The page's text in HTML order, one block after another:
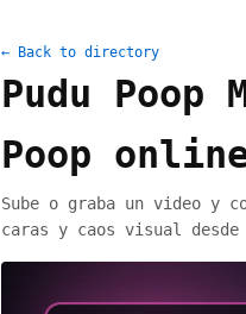
← Back to directory
Pudu Poop
Poop
Sube o graba un video y
caras y caos visual desde